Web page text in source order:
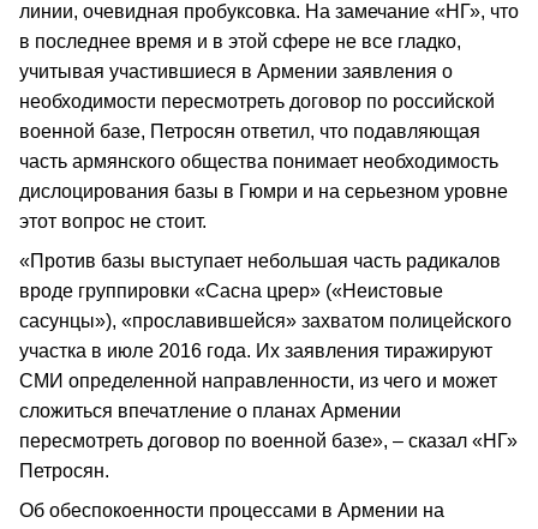
линии, очевидная пробуксовка. На замечание «НГ», что
в последнее время и в этой сфере не все гладко,
учитывая участившиеся в Армении заявления о
необходимости пересмотреть договор по российской
военной базе, Петросян ответил, что подавляющая
часть армянского общества понимает необходимость
дислоцирования базы в Гюмри и на серьезном уровне
этот вопрос не стоит.
«Против базы выступает небольшая часть радикалов
вроде группировки «Сасна црер» («Неистовые
сасунцы»), «прославившейся» захватом полицейского
участка в июле 2016 года. Их заявления тиражируют
СМИ определенной направленности, из чего и может
сложиться впечатление о планах Армении
пересмотреть договор по военной базе», – сказал «НГ»
Петросян.
Об обеспокоенности процессами в Армении на